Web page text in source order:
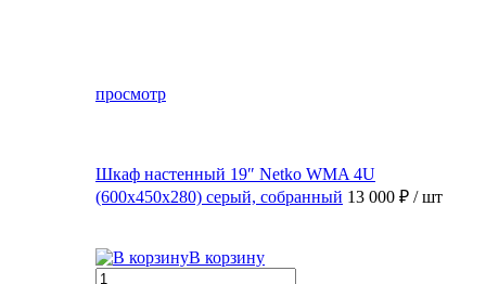
просмотр
Шкаф настенный 19″ Netko WMA 4U
(600x450x280) серый, собранный 13 000 ₽ / шт
В корзину